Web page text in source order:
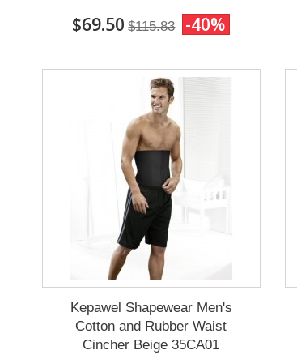
$69.50 $115.83 -40%
Kepawel Shapewear Men's
Cotton and Rubber Waist
Cincher Beige 35CA01